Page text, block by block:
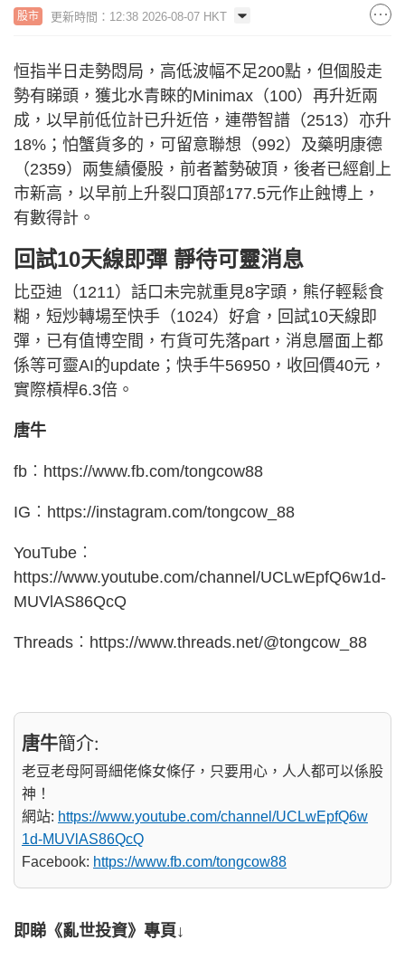
股市 更新時間：12:38 2026-08-07 HKT
恒指半日走勢悶局，高低波幅不足200點，但個股走
勢有睇頭，獲北水青睞的Minimax（100）再升近兩
成，以早前低位計已升近倍，連帶智譜（2513）亦升
18%；怕蟹貨多的，可留意聯想（992）及藥明康德
（2359）兩隻績優股，前者蓄勢破頂，後者已經創上
市新高，以早前上升裂口頂部177.5元作止蝕博上，
有數得計。
回試10天線即彈 靜待可靈消息
比亞迪（1211）話口未完就重見8字頭，熊仔輕鬆食
糊，短炒轉場至快手（1024）好倉，回試10天線即
彈，已有值博空間，冇貨可先落part，消息層面上都
係等可靈AI的update；快手牛56950，收回價40元，
實際槓桿6.3倍。
唐牛
fb︰https://www.fb.com/tongcow88
IG︰https://instagram.com/tongcow_88
YouTube︰
https://www.youtube.com/channel/UCLwEpfQ6w1d-
MUVlAS86QcQ
Threads︰https://www.threads.net/@tongcow_88
唐牛簡介:
老豆老母阿哥細佬條女條仔，只要用心，人人都可以係股
神！
網站: https://www.youtube.com/channel/UCLwEpfQ6w
1d-MUVlAS86QcQ
Facebook: https://www.fb.com/tongcow88
即睇《亂世投資》專頁↓